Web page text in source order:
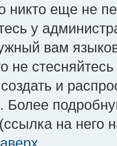
никто еще не
у
вам
не
и
Более
на него